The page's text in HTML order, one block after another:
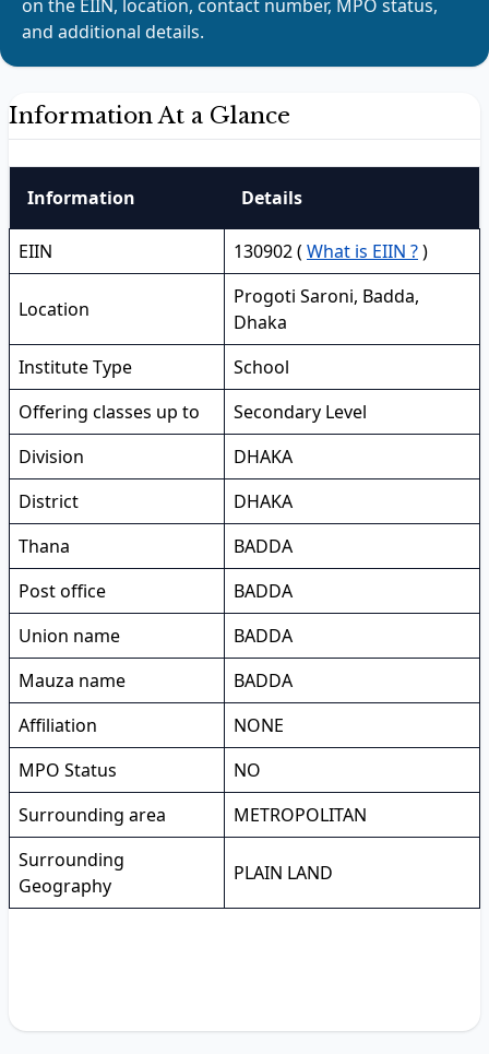
on the EIIN, location, contact number, MPO status,
and additional details.
Information At a Glance
Information Details
EIIN 130902 ( What is EIIN ?)
Location
Progoti Saroni, Badda,
Dhaka
Institute Type
School
Offering classes up to
Secondary Level
Division
DHAKA
District
DHAKA
Thana
BADDA
Post office
BADDA
Union name
BADDA
Mauza name
BADDA
Affiliation
NONE
MPO Status
NO
Surrounding area
METROPOLITAN
Surrounding
Geography
PLAIN LAND